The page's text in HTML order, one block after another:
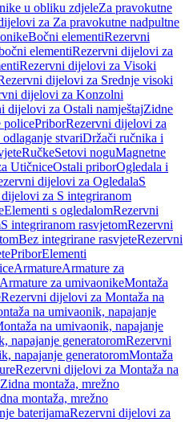
u obliku zdjeleZa pravokutne
za Za pravokutne nadpultne
Bočni elementiRezervni
elementiRezervni dijelovi za
Rezervni dijelovi za Visoki
dijelovi za Srednje visoki
dijelovi za Konzolni
dijelovi za Ostali namještajZidne
policePriborRezervni dijelovi za
stvariDržači ručnika i
RučkeSetovi noguMagnetne
UtičniceOstali priborOgledala i
dijelovi za OgledalaS
za S integriranom
Elementi s ogledalomRezervni
S integriranom rasvjetomRezervni
Bez integrirane rasvjeteRezervni
PriborElementi
ArmatureArmature za
za umivaonikeMontaža
Rezervni dijelovi za Montaža na
na umivaonik, napajanje
na umivaonik, napajanje
napajanje generatoromRezervni
napajanje generatoromMontaža
Rezervni dijelovi za Montaža na
Zidna montaža, mrežno
montaža, mrežno
baterijamaRezervni dijelovi za